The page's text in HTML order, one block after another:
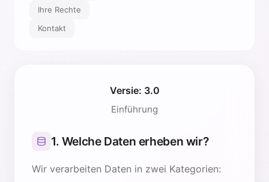
Ihre Rechte
Kontakt
Versie: 3.0
Einführung
1. Welche Daten erheben wir?
Wir verarbeiten Daten in zwei Kategorien: